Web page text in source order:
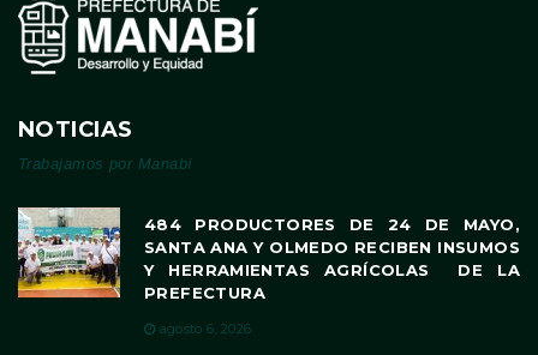
NOTICIAS
Trabajamos por Manabí
484 PRODUCTORES DE 24 DE MAYO,
SANTA ANA Y OLMEDO RECIBEN INSUMOS
Y HERRAMIENTAS AGRÍCOLAS DE LA
PREFECTURA
agosto 6, 2026